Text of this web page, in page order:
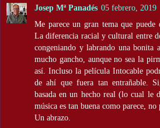
Josep Mª Panadés 05 febrero, 2019
Me parece un gran tema que puede
La diferencia racial y cultural entre
congeniando y labrando una bonita
mucho gancho, aunque no sea la
así. Incluso la película Intocable
de ahí que fuera tan entrañable.
basada en un hecho real (lo cual le
música es tan buena como parece, no
Un abrazo.